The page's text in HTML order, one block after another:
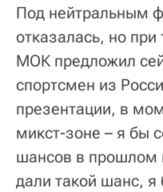
Под нейтральным
отказалась, но при
МОК предложил
спортсмен из
презентации, в
микст-зоне – я бы
шансов в прошлом
дали такой шанс,